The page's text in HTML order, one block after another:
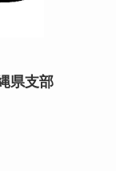
県支部